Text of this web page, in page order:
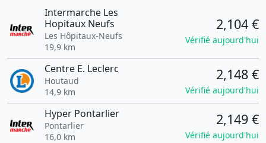
Intermarche Les
Hopitaux Neufs
Les Hôpitaux-Neufs
19,9 km
2,104 €
Vérifié aujourd'hui
Centre E. Leclerc
Houtaud
14,9 km
2,148 €
Vérifié aujourd'hui
Hyper Pontarlier
Pontarlier
16,0 km
2,149 €
Vérifié aujourd'hui